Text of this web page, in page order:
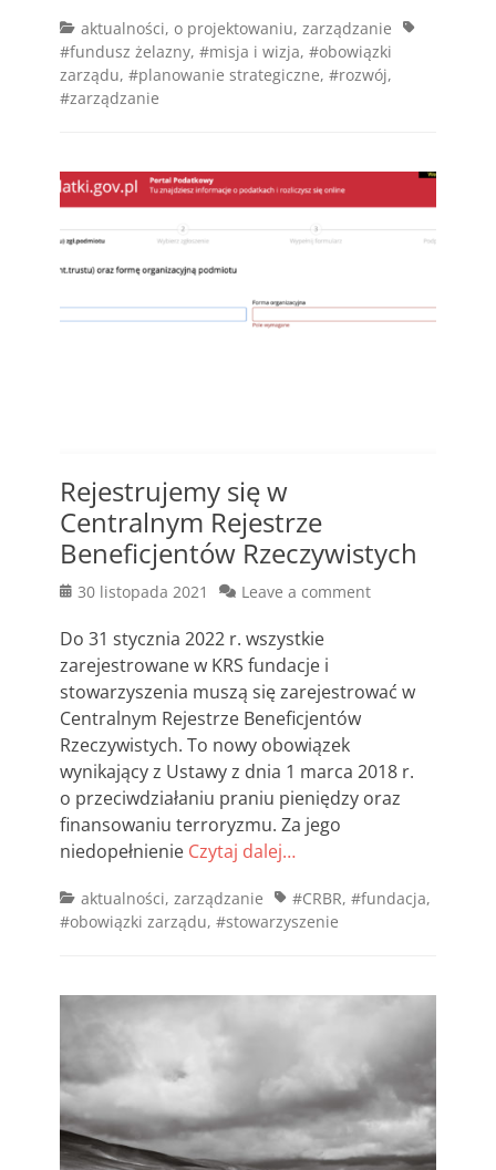
Categories
aktualności, o projektowaniu, zarządzanie Tags
#fundusz żelazny, #misja i wizja, #obowiązki
zarządu, #planowanie strategiczne, #rozwój,
#zarządzanie
Rejestrujemy się w
Centralnym Rejestrze
Beneficjentów Rzeczywistych
Posted
30 listopada 2021 Leave a comment
Do 31 stycznia 2022 r. wszystkie
zarejestrowane w KRS fundacje i
stowarzyszenia muszą się zarejestrować w
Centralnym Rejestrze Beneficjentów
Rzeczywistych. To nowy obowiązek
wynikający z Ustawy z dnia 1 marca 2018 r.
o przeciwdziałaniu praniu pieniędzy oraz
finansowaniu terroryzmu. Za jego
niedopełnienie Czytaj dalej…
Categories
aktualności, zarządzanie Tags#CRBR, #fundacja,
#obowiązki zarządu, #stowarzyszenie